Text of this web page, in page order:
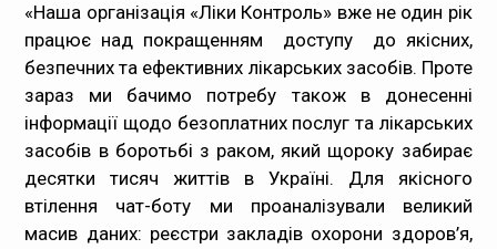
«Наша організація «Ліки Контроль» вже не один рік
працює над покращенням доступу до якісних,
безпечних та ефективних лікарських засобів. Проте
зараз ми бачимо потребу також в донесенні
інформації щодо безоплатних послуг та лікарських
засобів в боротьбі з раком, який щороку забирає
десятки тисяч життів в Україні. Для якісного
втілення чат-боту ми проаналізували великий
масив даних: реєстри закладів охорони здоров’я,